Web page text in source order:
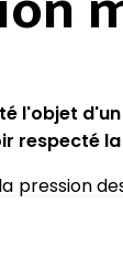
l'objet
respecté
pression
et de
Prix et